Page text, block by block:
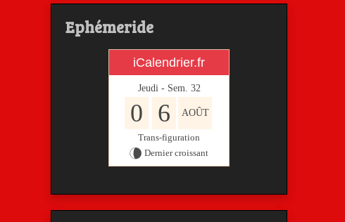
Ephémeride
iCalendrier.fr
Jeudi - Sem. 32
0 6 AOÛT
Trans-figuration
Dernier croissant